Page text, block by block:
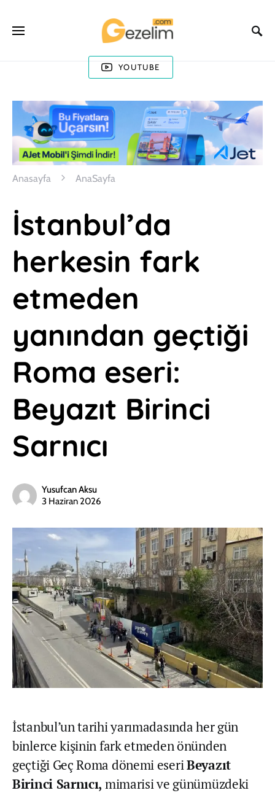
YOUTUBE
Anasayfa AnaSayfa
İstanbul’da
herkesin fark
etmeden
yanından geçtiği
Roma eseri:
Beyazıt Birinci
Sarnıcı
Yusufcan Aksu
3 Haziran 2026
İstanbul’un tarihi yarımadasında her gün
binlerce kişinin fark etmeden önünden
geçtiği Geç Roma dönemi eseriBeyazıt
Birinci Sarnıcı, mimarisi ve günümüzdeki